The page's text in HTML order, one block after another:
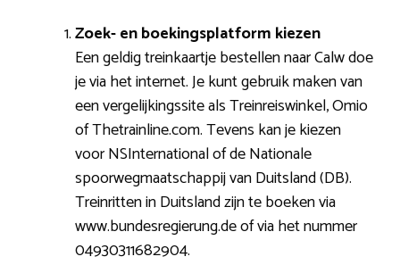
Zoek- en boekingsplatform kiezen
Een geldig treinkaartje bestellen naar Calw doe
je via het internet. Je kunt gebruik maken van
een vergelijkingssite als Treinreiswinkel, Omio
of Thetrainline.com. Tevens kan je kiezen
voor NSInternational of de Nationale
spoorwegmaatschappij van Duitsland (DB).
Treinritten in Duitsland zijn te boeken via
www.bundesregierung.de of via het nummer
04930311682904.